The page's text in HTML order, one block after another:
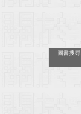
圖書搜尋